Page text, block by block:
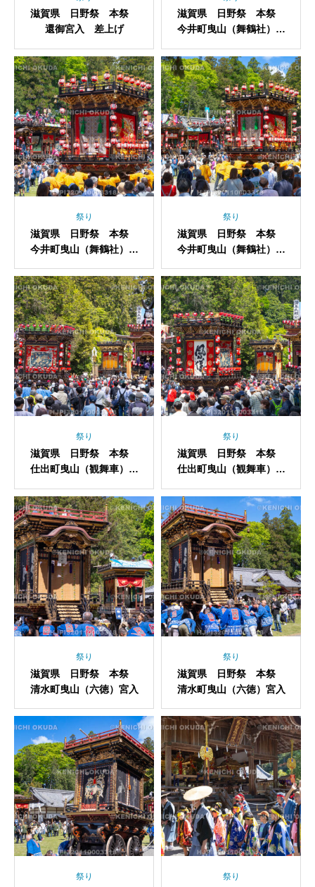
滋賀県 日野祭 本祭
還御宮入 差上げ
滋賀県 日野祭 本祭
今井町曳山（舞鶴社）宮
祭り
滋賀県 日野祭 本祭
今井町曳山（舞鶴社）宮
祭り
滋賀県 日野祭 本祭
今井町曳山（舞鶴社）宮
祭り
滋賀県 日野祭 本祭
仕出町曳山（観舞車）宮
祭り
滋賀県 日野祭 本祭
仕出町曳山（観舞車）宮
祭り
滋賀県 日野祭 本祭
清水町曳山（六徳）宮入
祭り
滋賀県 日野祭 本祭
清水町曳山（六徳）宮入
祭り 祭り